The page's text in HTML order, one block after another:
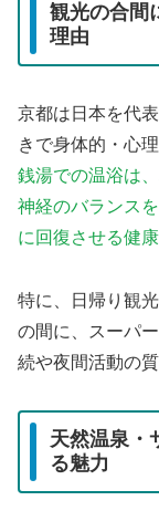
観光の合間
理由
京都は日本を代
きで身体的・心
銭湯での温浴は
神経のバランス
に回復させる健
特に、日帰り観
の間に、スーパ
続や夜間活動の
天然温泉・
る魅力